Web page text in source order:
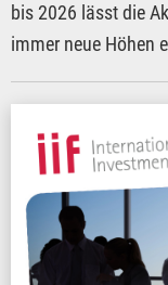
bis 2026 lässt die
immer neue Höhen